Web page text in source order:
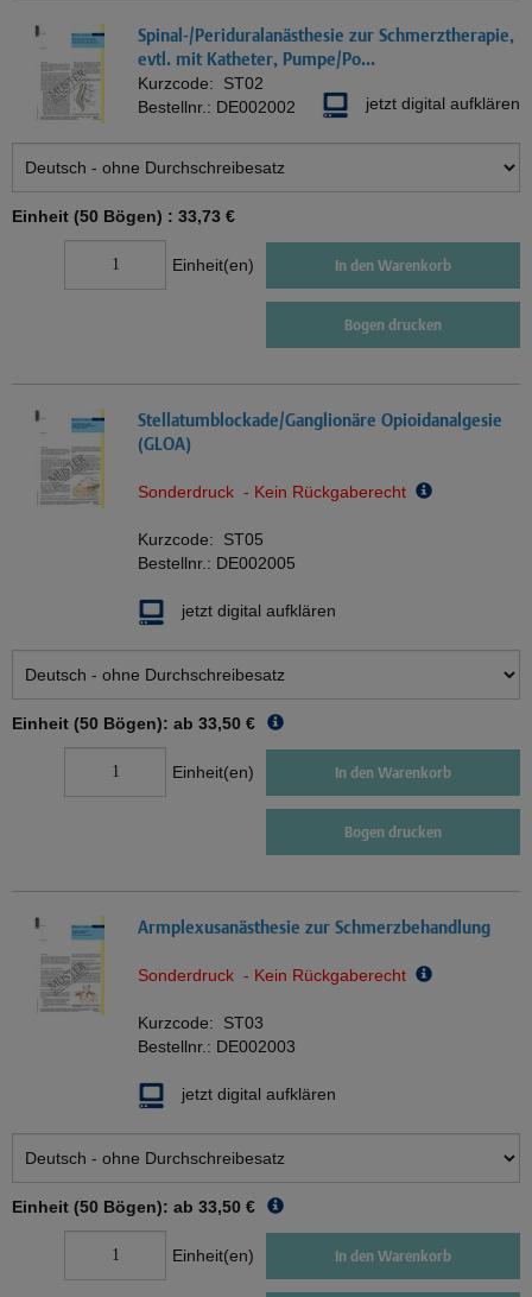
Spinal-/Periduralanästhesie zur Schmerztherapie,
evtl. mit Katheter, Pumpe/Po...
Kurzcode: ST02
Bestellnr.: DE002002 jetzt digital aufklären
Einheit (50 Bögen) : 33,73 €
Einheit(en) In den Warenkorb
Bogen drucken
Stellatumblockade/Ganglionäre Opioidanalgesie
(GLOA)
Sonderdruck - Kein Rückgaberecht
Kurzcode: ST05
Bestellnr.: DE002005
jetzt digital aufklären
Einheit (50 Bögen): ab 33,50 €
Einheit(en) In den Warenkorb
Bogen drucken
Armplexusanästhesie zur Schmerzbehandlung
Sonderdruck - Kein Rückgaberecht
Kurzcode: ST03
Bestellnr.: DE002003
jetzt digital aufklären
Einheit (50 Bögen): ab 33,50 €
Einheit(en) In den Warenkorb